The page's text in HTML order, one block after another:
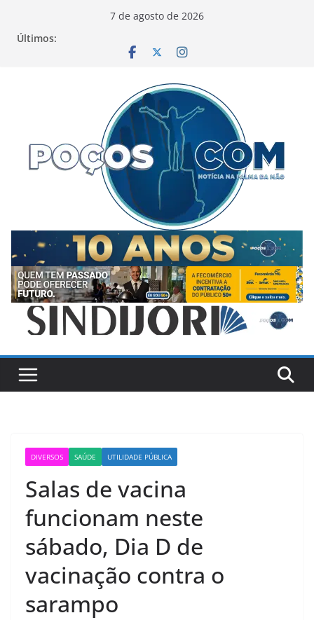
7 de agosto de 2026
Últimos:
DIVERSOS SAÚDE UTILIDADE PÚBLICA
Salas de vacina
funcionam neste
sábado, Dia D de
vacinação contra o
sarampo